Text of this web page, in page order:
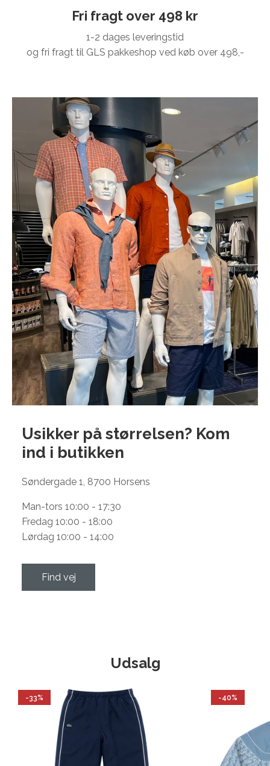
Fri fragt over 498 kr
1-2 dages leveringstid
og fri fragt til GLS pakkeshop ved køb over 498,-
Usikker på størrelsen? Kom
ind i butikken
Søndergade 1, 8700 Horsens
Man-tors 10:00 - 17:30
Fredag 10:00 - 18:00
Lørdag 10:00 - 14:00
Find vej
Udsalg
-33% -40%